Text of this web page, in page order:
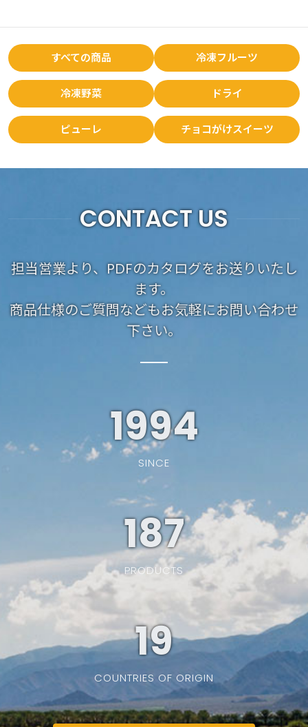
すべての商品 冷凍フルーツ
冷凍野菜 ドライ
ピューレ チョコがけスイーツ
CONTACT US
担当営業より、PDFのカタログをお送りいたし
ます。
商品仕様のご質問などもお気軽にお問い合わせ
下さい。
1994
SINCE
187
PRODUCTS
19
COUNTRIES OF ORIGIN